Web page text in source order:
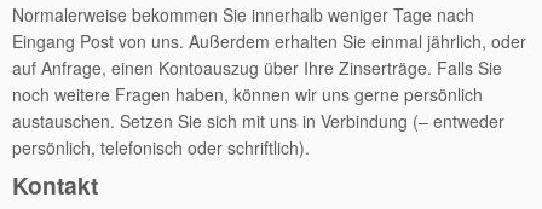
Normalerweise bekommen Sie innerhalb weniger Tage nach
Eingang Post von uns. Außerdem erhalten Sie einmal jährlich, oder
auf Anfrage, einen Kontoauszug über Ihre Zinserträge. Falls Sie
noch weitere Fragen haben, können wir uns gerne persönlich
austauschen. Setzen Sie sich mit uns in Verbindung (– entweder
persönlich, telefonisch oder schriftlich).
Kontakt